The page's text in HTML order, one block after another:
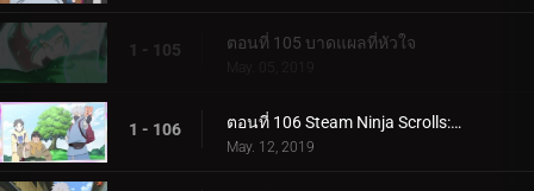
1 - 105 ตอนที่ 105 บาดแผลที่หัวใจ
May. 05, 2019
1 - 106 ตอนที่ 106 Steam Ninja Scrolls: ภารกิจระดับ S!
May. 12, 2019